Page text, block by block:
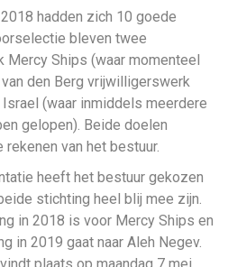
hadden zich 10 goede
bleven twee
Mercy Ships (waar momenteel
den Berg vrijwilligerswerk
(waar inmiddels meerdere
gelopen). Beide doelen
van het bestuur.
heeft het bestuur gekozen
stichting heel blij mee zijn.
in 2018 is voor Mercy Ships en
in 2019 gaat naar Aleh Negev.
plaats op maandag 7 mei